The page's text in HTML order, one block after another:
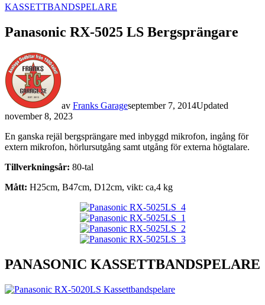
POSTED
KASSETTBANDSPELARE
Panasonic RX-5025 LS Bergsprängare
av Franks Garageseptember 7, 2014Updated
november 8, 2023
En ganska rejäl bergsprängare med inbyggd mikrofon, ingång för
extern mikrofon, hörlursutgång samt utgång för externa högtalare.
Tillverkningsår: 80-tal
Mått: H25cm, B47cm, D12cm, vikt: ca,4 kg
PANASONIC KASSETTBANDSPELARE